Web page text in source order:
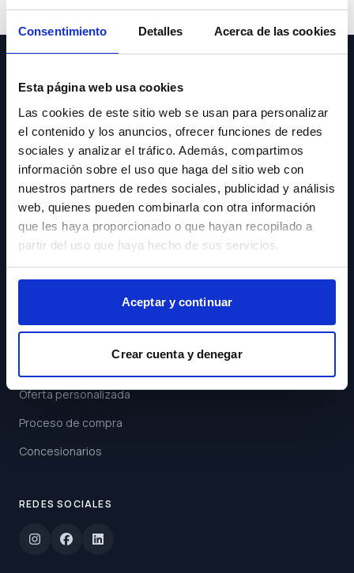
Consentimiento Detalles Acerca de las cookies
Esta página web usa cookies
Las cookies de este sitio web se usan para personalizar
el contenido y los anuncios, ofrecer funciones de redes
sociales y analizar el tráfico. Además, compartimos
información sobre el uso que haga del sitio web con
nuestros partners de redes sociales, publicidad y análisis
web, quienes pueden combinarla con otra información
que les haya proporcionado o que hayan recopilado a
partir del uso que haya hecho de sus servicios.
Aceptar y continuar
Crear cuenta y denegar
NEWSLETTER
Suscríbete y recibe las últimas novedades y ofertas.
Acepto los
Términos y
Condiciones
Suscribirse
ENLACES
Oferta personalizada
Proceso de compra
Concesionarios
REDES SOCIALES